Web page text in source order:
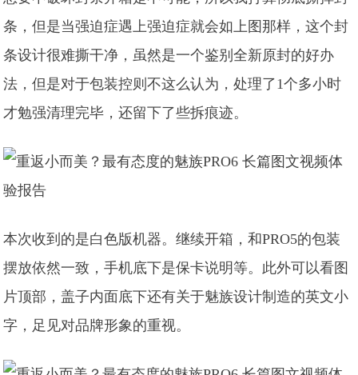
条，但是当强迫症遇上强迫症就会如上图那样，这个封
条设计很难撕干净，虽然是一个鉴别全新原封的好办
法，但是对于包装控则不这么认为，处理了1个多小时
才勉强清理完毕，还留下了些拆痕迹。
本次收到的是白色版机器。继续开箱，和PRO5的包装
摆放依然一致，手机底下是保卡说明等。此外可以看图
片顶部，盖子内面底下还有关于魅族设计制造的英文小
字，足见对品牌形象的重视。